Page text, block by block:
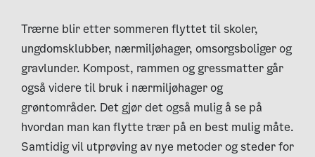
Trærne blir etter sommeren flyttet til skoler,
ungdomsklubber, nærmiljøhager, omsorgsboliger og
gravlunder. Kompost, rammen og gressmatter går
også videre til bruk i nærmiljøhager og
grøntområder. Det gjør det også mulig å se på
hvordan man kan flytte trær på en best mulig måte.
Samtidig vil utprøving av nye metoder og steder for